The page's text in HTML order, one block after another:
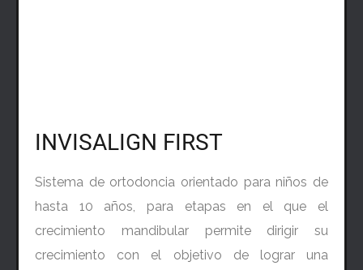
INVISALIGN FIRST
Sistema de ortodoncia orientado para niños de
hasta 10 años, para etapas en el que el
crecimiento mandibular permite dirigir su
crecimiento con el objetivo de lograr una